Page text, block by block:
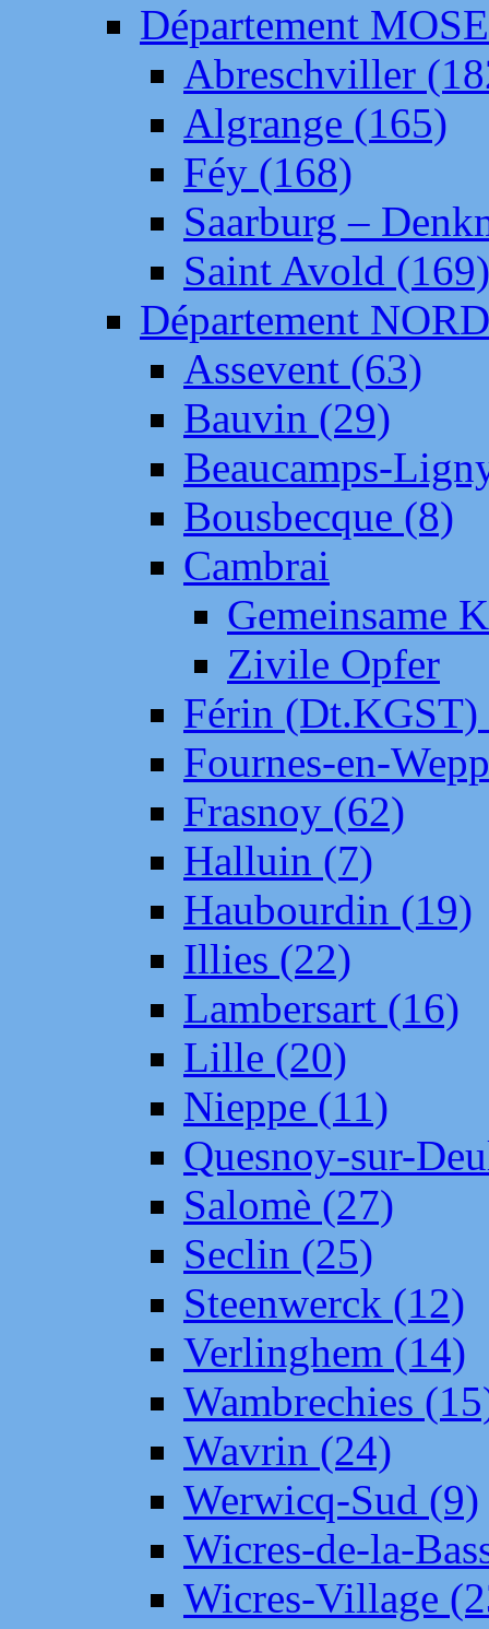
Département
Abreschviller
Algrange (165)
Féy (168)
Saarburg –
Saint Avold (169)
Département NORD
Assevent (63)
Bauvin (29)
Beaucamps-
Bousbecque (8)
Cambrai
Gemeinsame
Zivile Opfer
Férin (Dt.KGST)
Fournes-en-
Frasnoy (62)
Halluin (7)
Haubourdin (19)
Illies (22)
Lambersart (16)
Lille (20)
Nieppe (11)
Quesnoy-sur-
Salomè (27)
Seclin (25)
Steenwerck (12)
Verlinghem (14)
Wambrechies
Wavrin (24)
Werwicq-Sud (9)
Wicres-de-la-
Wicres-Village